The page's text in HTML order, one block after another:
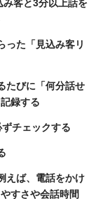
客と3分以上話を
った「見込み客リ
たびに「何分話せ
録する
チェックする
えば、電話をかけ
すさや会話時間